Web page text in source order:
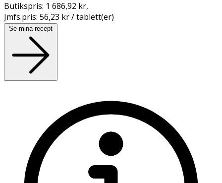
Butikspris: 1 686,92 kr,
Jmfs.pris: 56,23 kr / tablett(er)
Se mina recept